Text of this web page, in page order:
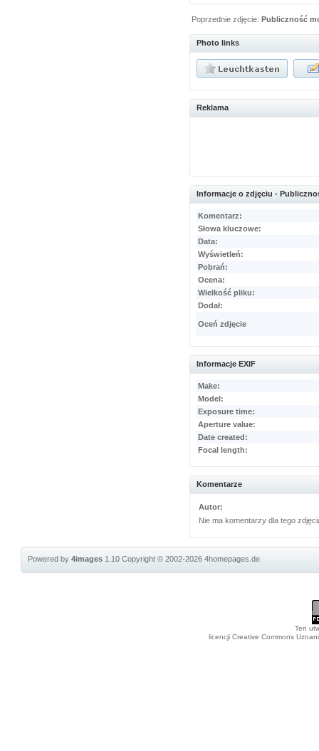
Poprzednie zdjęcie:Publiczność
Photo links
Reklama
Informacje o zdjęciu -
Komentarz:
Słowa kluczowe:
Data:
Wyświetleń:
Pobrań:
Ocena:
Wielkość pliku:
Dodał:
Oceń zdjęcie
Informacje EXIF
Make:
Model:
Exposure time:
Aperture value:
Date created:
Focal length:
Komentarze
Autor:
Nie ma komentarzy dla tego
Powered by4images 1.10Copyright © 2002-20264homepages.de
Ten
licencji Creative Commons